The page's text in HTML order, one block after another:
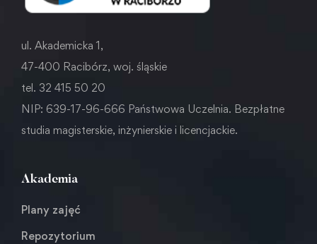
ul. Akademicka 1,
47-400 Racibórz, woj. śląskie
tel. 32 415 50 20
NIP: 639-17-96-666 Państwowa Uczelnia. Bezpłatne
studia magisterskie, inżynierskie i licencjackie.
Akademia
Plany zajęć
Repozytorium